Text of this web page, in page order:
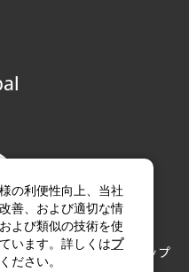
用にあたって サイトマップ
の利便性向上、当社
善、および適切な情
よび類似の技術を使
います。詳しくはプ
ださい。